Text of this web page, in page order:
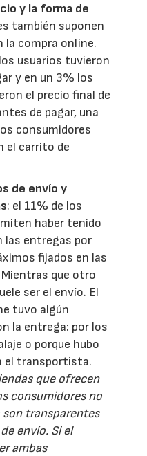
y la forma de
también suponen
la compra online.
usuarios tuvieron
y en un 3% los
el precio final de
de pagar, una
consumidores
el carrito de
de envío y
: el 11% de los
haber tenido
las entregas por
fijados en las
que otro
ser el envío. El
tuvo algún
la entrega: por los
o porque hubo
el transportista.
que ofrecen
consumidores no
transparentes
envío. Si el
ambas